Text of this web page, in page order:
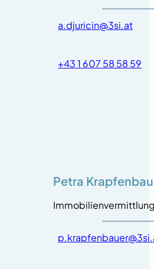
a.djuricin@3si.at
+43 1 607 58 58 59
Petra